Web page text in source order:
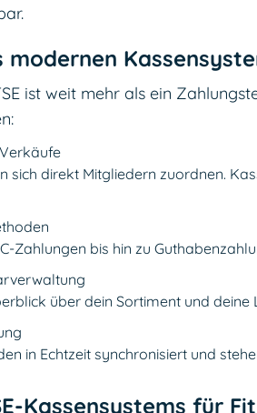
modernen
ist weit mehr als ein
sich direkt Mitgliedern zuordnen.
Zahlungen bis hin zu
über dein Sortiment und deine
in Echtzeit synchronisiert und
Kassensystems für